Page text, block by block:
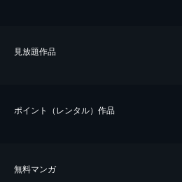
⾒放題作品
ポイント（レンタル）作品
無料マンガ